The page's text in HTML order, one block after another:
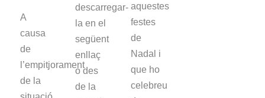
A
causa
de
l’empitjorament
de la
descarregar-
la en el
següent
enllaç
o des
de la
aquestes
festes
de
Nadal i
que ho
celebreu